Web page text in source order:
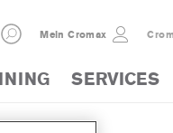
Mein Cromax
SERVICES